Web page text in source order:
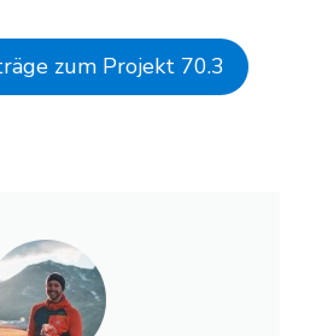
zum Projekt 70.3